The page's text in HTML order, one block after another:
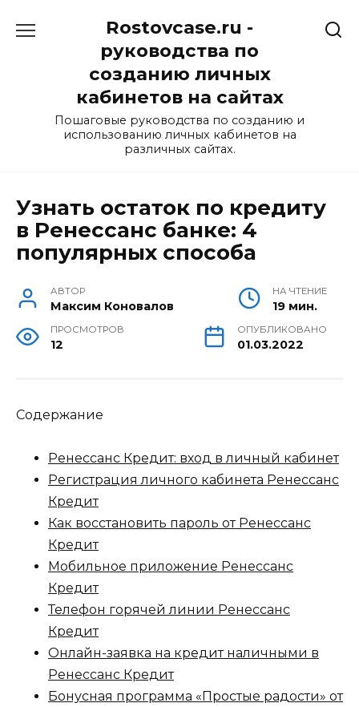
Rostovcase.ru -
руководства по
созданию личных
кабинетов на сайтах
Пошаговые руководства по созданию и
использованию личных кабинетов на
различных сайтах.
Узнать остаток по кредиту
в Ренессанс банке: 4
популярных способа
АВТОР
Максим Коновалов
НА ЧТЕНИЕ
19 мин.
ПРОСМОТРОВ
12
ОПУБЛИКОВАНО
01.03.2022
Содержание
Ренессанс Кредит: вход в личный кабинет
Регистрация личного кабинета Ренессанс
Кредит
Как восстановить пароль от Ренессанс
Кредит
Мобильное приложение Ренессанс
Кредит
Телефон горячей линии Ренессанс
Кредит
Онлайн-заявка на кредит наличными в
Ренессанс Кредит
Бонусная программа «Простые радости» от